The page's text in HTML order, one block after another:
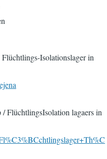
Isolationslager in
FlüchtlingsIsolation lagaers in